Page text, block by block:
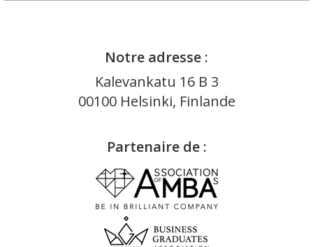
Notre adresse :
Kalevankatu 16 B 3
00100 Helsinki, Finlande
Partenaire de :